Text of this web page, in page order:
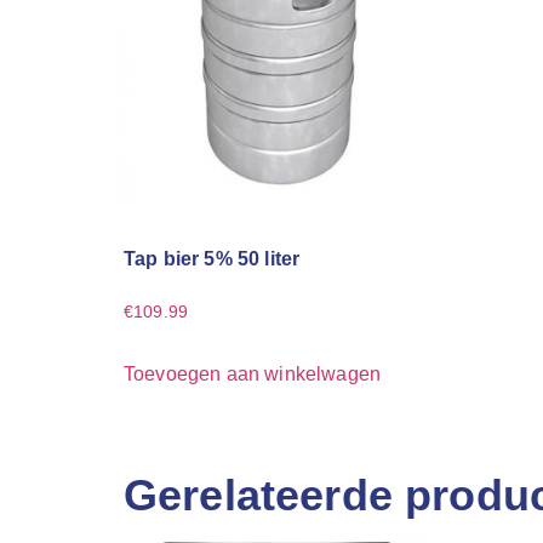
Tap bier 5% 50 liter
€109.99
Toevoegen aan winkelwagen
Gerelateerde